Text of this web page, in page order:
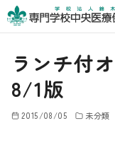
ランチ付
8/1版
2015/08/05 未分類